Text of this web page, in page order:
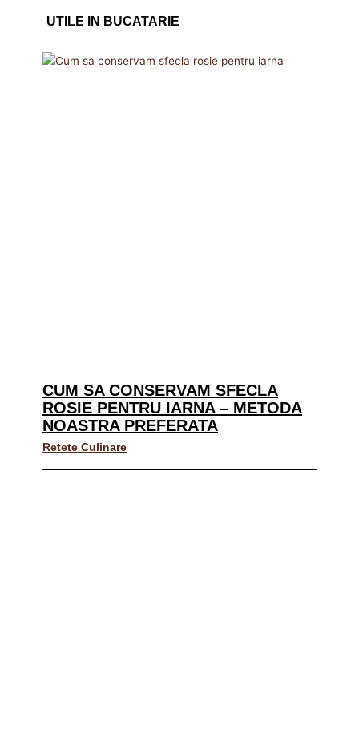
UTILE IN BUCATARIE
CUM SA CONSERVAM SFECLA
ROSIE PENTRU IARNA – METODA
NOASTRA PREFERATA
Retete Culinare